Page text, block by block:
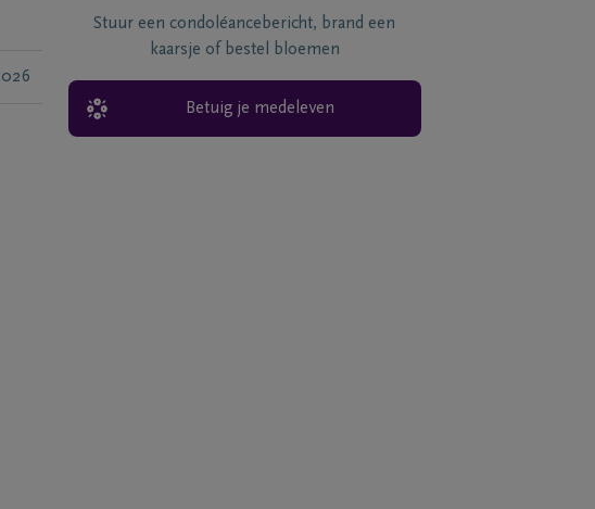
Stuur een condoléancebericht, brand een
kaarsje of bestel bloemen
Betuig je medeleven